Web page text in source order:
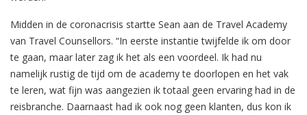
Midden in de coronacrisis startte Sean aan de Travel Academy
van Travel Counsellors. “In eerste instantie twijfelde ik om door
te gaan, maar later zag ik het als een voordeel. Ik had nu
namelijk rustig de tijd om de academy te doorlopen en het vak
te leren, wat fijn was aangezien ik totaal geen ervaring had in de
reisbranche. Daarnaast had ik ook nog geen klanten, dus kon ik